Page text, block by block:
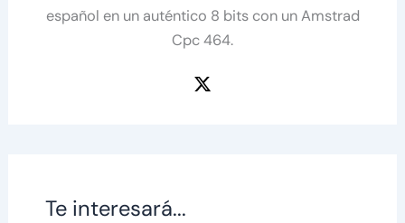
español en un auténtico 8 bits con un Amstrad
Cpc 464.
Te interesará...